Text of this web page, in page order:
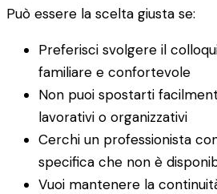
Può essere la scelta giusta se:
Preferisci svolgere il
familiare e confortevole
Non puoi spostarti
lavorativi o organizzativi
Cerchi un professionista
specifica che non è
Vuoi mantenere la